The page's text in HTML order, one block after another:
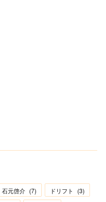
石元啓介 (7) ドリフト (3)